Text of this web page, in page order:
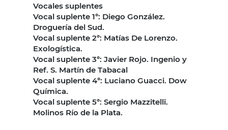
Vocales suplentes
Vocal suplente 1°: Diego González.
Droguería del Sud.
Vocal suplente 2°: Matías De Lorenzo.
Exologística.
Vocal suplente 3°: Javier Rojo. Ingenio y
Ref. S. Martín de Tabacal
Vocal suplente 4°: Luciano Guacci. Dow
Química.
Vocal suplente 5°: Sergio Mazzitelli.
Molinos Río de la Plata.